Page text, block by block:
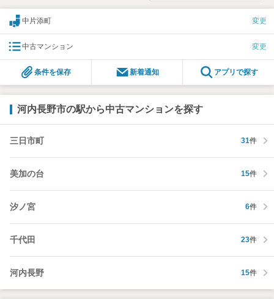
中片添町 変更
中古マンション 変更
条件を保存 新着通知 アプリで探す
河内長野市の駅から中古マンションを探す
三日市町 31件
美加の台 15件
汐ノ宮 6件
千代田 23件
河内長野 15件